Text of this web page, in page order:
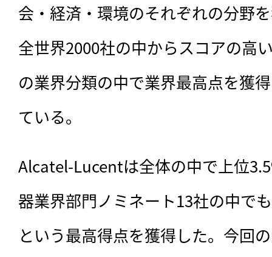
会・経済・環境のそれぞれの分野
全世界2000社の中からスコアの高
の業界分類の中で業界最高点を獲
ている。
Alcatel-Lucentは全体の中で上位
器業界部門ノミネート13社の中で
という最高得点を獲得した。今回